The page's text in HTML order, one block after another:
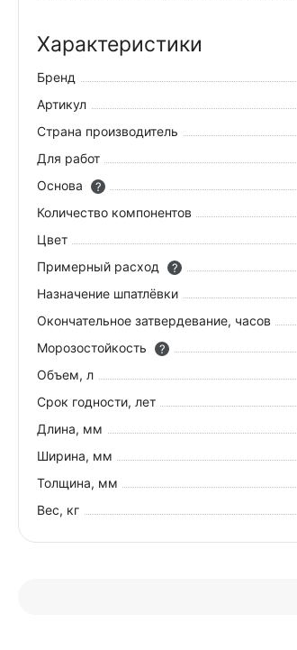
Характеристики
Бренд
Артикул
Страна производитель
Для работ
Основа
?
Количество компонентов
Цвет
Примерный расход
?
Назначение шпатлёвки
Окончательное затвердевание, часов
Морозостойкость
?
Объем, л
Срок годности, лет
Длина, мм
Ширина, мм
Толщина, мм
Вес, кг